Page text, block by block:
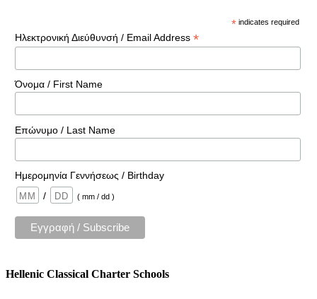
* indicates required
Ηλεκτρονική Διεύθυνσή / Email Address *
Όνομα / First Name
Επώνυμο / Last Name
Ημερομηνία Γεννήσεως / Birthday
/
( mm / dd )
Hellenic Classical Charter Schools